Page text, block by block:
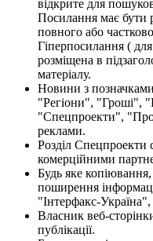
відкрите для
Посилання має бути
повного або
Гіперпосилання (
розміщена в
матеріалу.
Новини з
"Регіони", "Гроші",
"Спецпроекти",
реклами.
Розділ Спецпроекти
комерційними
Будь яке
поширення
"Інтерфакс-
Власник веб-
публікації.